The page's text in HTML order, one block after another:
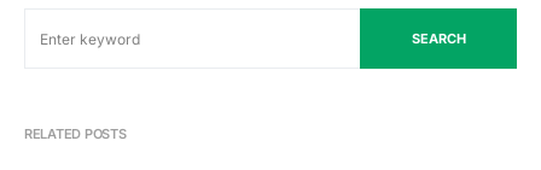
SEARCH
RELATED POSTS